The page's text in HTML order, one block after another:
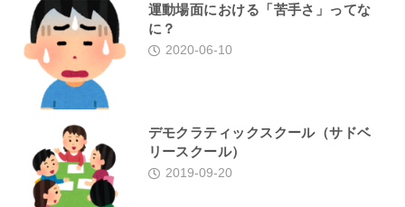
運動場面における「苦手さ」ってな
に？
2020-06-10
デモクラティックスクール（サドベ
リースクール）
2019-09-20